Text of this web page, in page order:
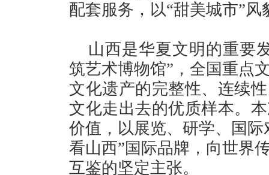
配套服务，以“甜美城市”
山西是华夏文明的重要
筑艺术博物馆”，全国重点
文化遗产的完整性、连续
文化走出去的优质样本。
价值，以展览、研学、国
看山西”国际品牌，向世界
互鉴的坚定主张。